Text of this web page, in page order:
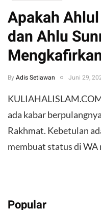
Apakah
dan Ahlu
By Adis Setiawan Juni 29,
ada kabar
Rakhmat. Kebetulan
membuat status di
Popular